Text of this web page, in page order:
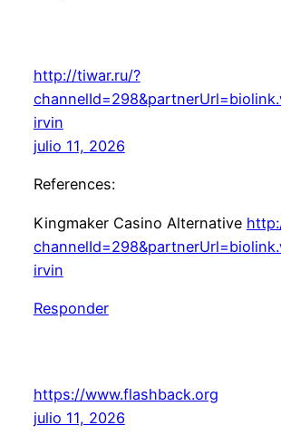
http://tiwar.ru/?
irvin
julio 11, 2026
References:
Kingmaker Casino Alternative
irvin
Responder
https://www.flashback.org
julio 11, 2026